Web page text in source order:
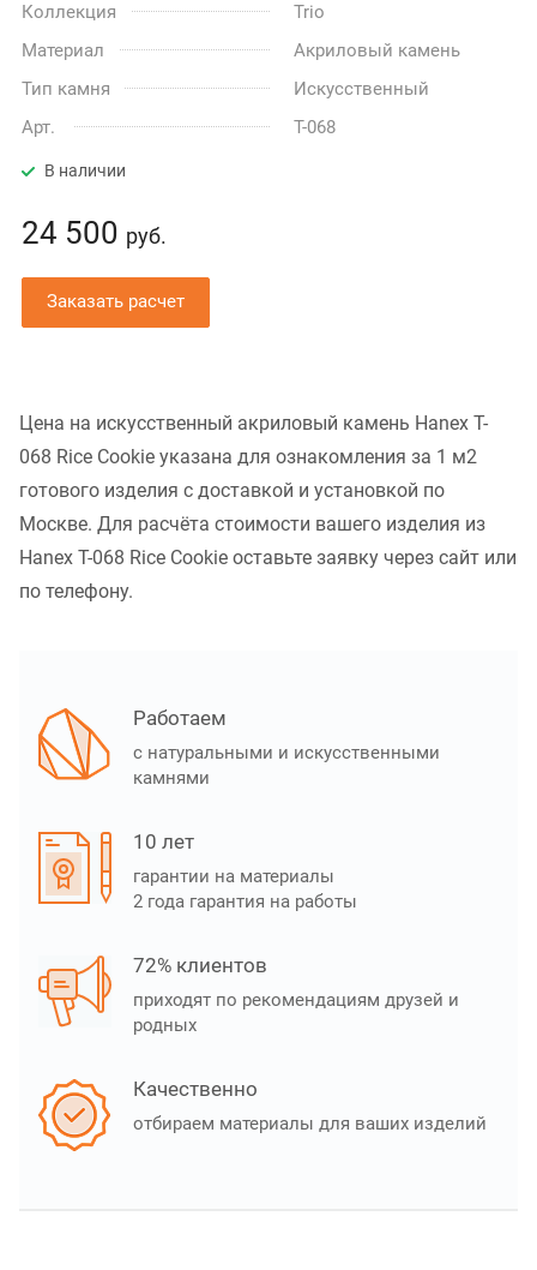
Коллекция
Trio
Материал
Акриловый камень
Тип камня
Искусственный
Арт.
T-068
В наличии
24 500 руб.
Заказать расчет
Цена на искусственный акриловый камень Hanex T-
068 Rice Cookie указана для ознакомления за 1 м2
готового изделия с доставкой и установкой по
Москве. Для расчёта стоимости вашего изделия из
Hanex T-068 Rice Cookie оставьте заявку через сайт или
по телефону.
Работаем
с натуральными и искусственными
камнями
10 лет
гарантии на материалы
2 года гарантия на работы
72% клиентов
приходят по рекомендациям друзей и
родных
Качественно
отбираем материалы для ваших изделий